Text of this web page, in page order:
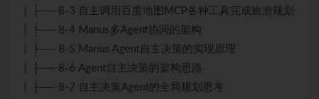
│ ├── 8-3 自主调用百度地图MCP各种工具完成旅游规划
│ ├── 8-4 Manus多Agent协同的架构
│ ├── 8-5 Manus Agent自主决策的实现原理
│ ├── 8-6 Agent自主决策的架构思路
│ ├── 8-7 自主决策Agent的全局规划思考